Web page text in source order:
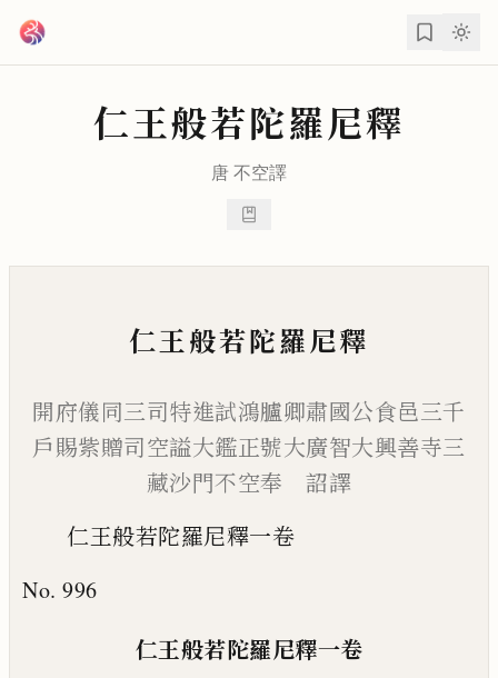
仁王般若陀羅尼釋
唐不空譯
仁王般若陀羅尼釋
開府儀同三司特進試鴻臚卿肅國公食邑三千
戶賜紫贈司空謚大鑑正號大廣智大興善寺三
藏沙門不空奉 詔譯
仁王般若陀羅尼釋一卷
No. 996
仁王般若陀羅尼釋一卷